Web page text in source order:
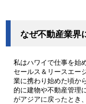
なぜ不動産業界
私はハワイで仕事を始
セールス＆リースエー
業に携わり始めた頃か
的に建物や不動産管理
がアジアに戻ったとき